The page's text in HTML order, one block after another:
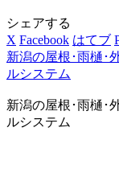
シェアする
X Facebook はてブ
新潟の屋根･雨樋･
ルシステム
新潟の屋根･雨樋･
ルシステム